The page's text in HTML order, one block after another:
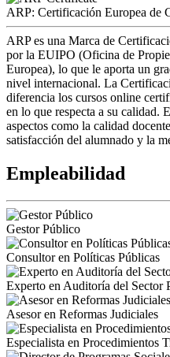
ARP: Certificación Europea de
ARP es una Marca de
por la EUIPO (Oficina de
Europea), lo que le aporta un
nivel internacional. La
diferencia los cursos online
en lo que respecta a su calidad.
aspectos como la calidad
satisfacción del alumnado y la
Empleabilidad
Gestor Público
Consultor en Políticas Públicas
Experto en Auditoría del Sector
Asesor en Reformas Judiciales
Especialista en Procedimientos